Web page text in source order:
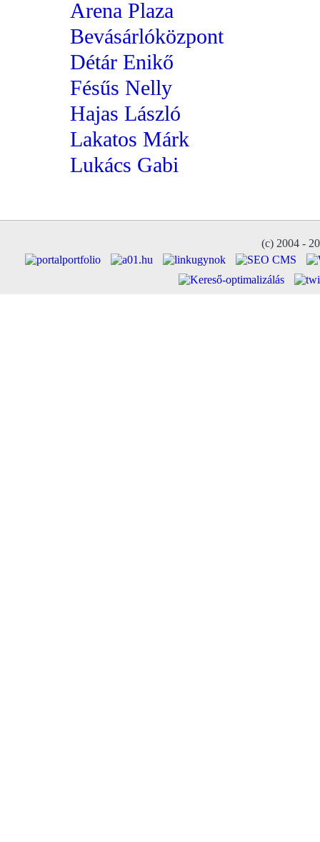
Arena Plaza
Bevásárlóközpont
Détár Enikő
Fésűs Nelly
Hajas László
Lakatos Márk
Lukács Gabi
(c) 2004 -